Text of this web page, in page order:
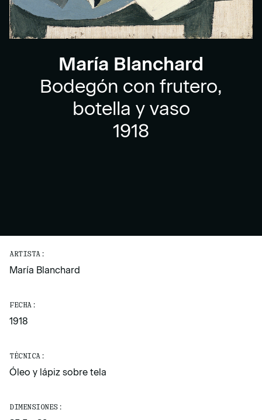
María Blanchard
Bodegón con frutero,
botella y vaso
1918
ARTISTA:
María Blanchard
FECHA:
1918
TÉCNICA:
Óleo y lápiz sobre tela
DIMENSIONES: